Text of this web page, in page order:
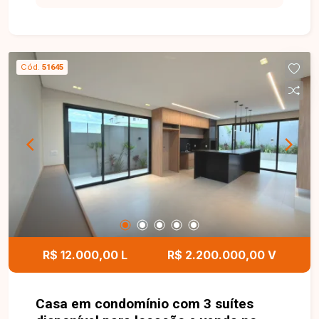
banheiro social e banheiro da suíte equipados
com armários e box. A cozinha é ampla e possui
armários planejados, proporcionando
funcionalidade e organização, assim como a
lavanderia, que também conta com armários. O
imóvel dispõe ainda de garagem coberta para até
3 veículos. Uma excelente oportunidade para
quem busca conforto, praticidade e uma ótima
localização. Entre em contato e agende sua visita
para conhecer este imóvel!
Cód. 51645
R$ 12.000,00 L R$ 2.200.000,00 V
Casa em condomínio com 3 suítes